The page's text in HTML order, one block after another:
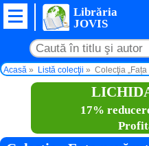
Librăria
JOVIS
Acasă Listă colecţii Colecţia
17%